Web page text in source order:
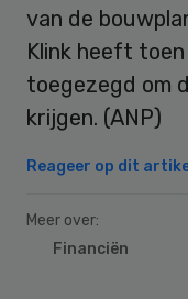
van de
Klink heeft
toegezegd om
krijgen. (ANP)
Reageer op dit
Meer over:
Financiën